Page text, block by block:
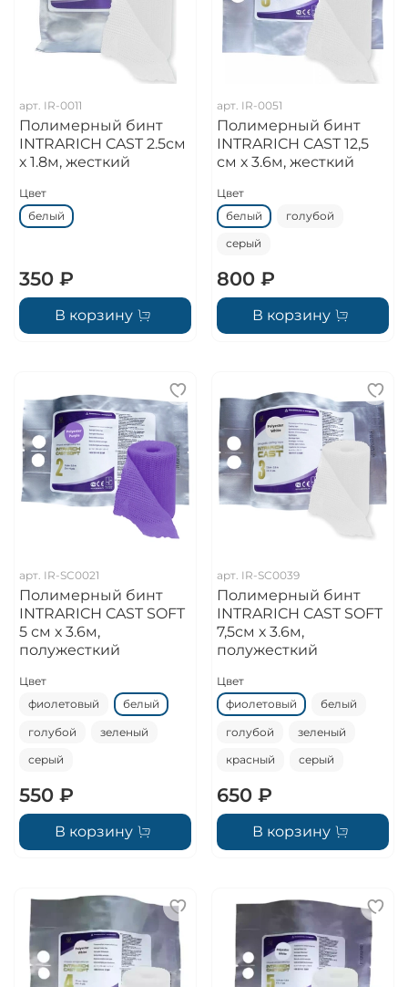
арт. IR-0011
Полимерный бинт
INTRARICH CAST 2.5см
х 1.8м, жесткий
Цвет
белый
350 ₽
В корзину
арт. IR-0051
Полимерный бинт
INTRARICH CAST 12,5
см х 3.6м, жесткий
Цвет
белый
голубой
серый
800 ₽
В корзину
арт. IR-SC0021
Полимерный бинт
INTRARICH CAST SOFT
5 см х 3.6м,
полужесткий
Цвет
фиолетовый
белый
голубой зеленый
серый
550 ₽
В корзину
арт. IR-SC0039
Полимерный бинт
INTRARICH CAST SOFT
7,5см х 3.6м,
полужесткий
Цвет
фиолетовый
белый
голубой зеленый
красный серый
650 ₽
В корзину